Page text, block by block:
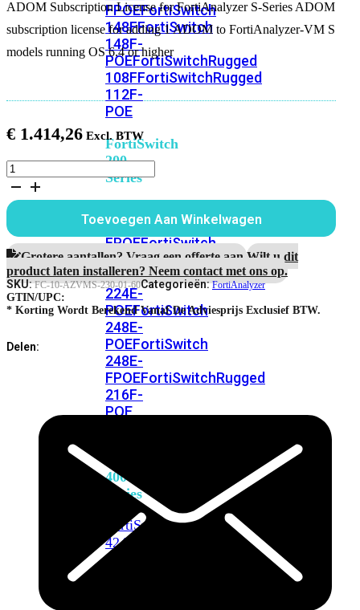
FPOEFortiSwitch
148FFortiSwitch
148F-
POEFortiSwitchRugged
108FFortiSwitchRugged
112F-
POE
FortiSwitch
200
Series
224D-
FPOEFortiSwitch
248DFortiSwitch
224EFortiswitch
224E-
POEFortiSwitch
248E-
POEFortiSwitch
248E-
FPOEFortiSwitchRugged
216F-
POE
400
Series
FortiSwitch
424E
424E-
ADOM Subscription License for FortiAnalyzer S-Series ADOM
subscription license for adding 1 ADOM to FortiAnalyzer-VM S
models running OS 6.4 or higher
€ 1.414,26
FortiAnalyzer
VMS
jaar
ADOM
licentie
voor
+1
ADOM subscription
aantal
Toevoegen Aan Winkelwagen
Grotere aantallen? Vraag een offerte aan.Wilt u dit
product laten installeren? Neem contact met ons op.
SKU:FC-10-AZVMS-230-01-60Categorieën:FortiAnalyzer
GTIN/UPC:
* Korting Wordt Berekend Vanaf De Adviesprijs Exclusief BTW.
Delen: